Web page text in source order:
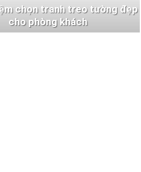
chọn tranh treo tường đẹp
cho phòng khách